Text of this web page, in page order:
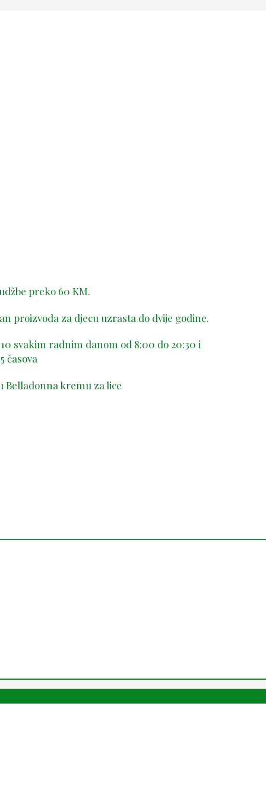
preko 60 KM.
proizvoda za djecu uzrasta do dvije godine.
svakim radnim danom od 8:00 do 20:30 i
časova
Belladonna kremu za lice